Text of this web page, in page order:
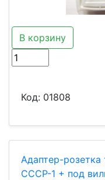
В корзину
Код: 01808
Адаптер-розетка
СССР-1 + под